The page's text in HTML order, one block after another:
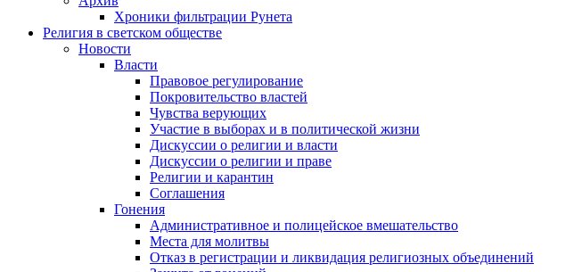
Хроники фильтрации Рунета
Религия в светском обществе
Новости
Власти
Правовое регулирование
Покровительство властей
Чувства верующих
Участие в выборах и в политической жизни
Дискуссии о религии и власти
Дискуссии о религии и праве
Религии и карантин
Соглашения
Гонения
Административное и полицейское вмешательство
Места для молитвы
Отказ в регистрации и ликвидация религиозных объединений